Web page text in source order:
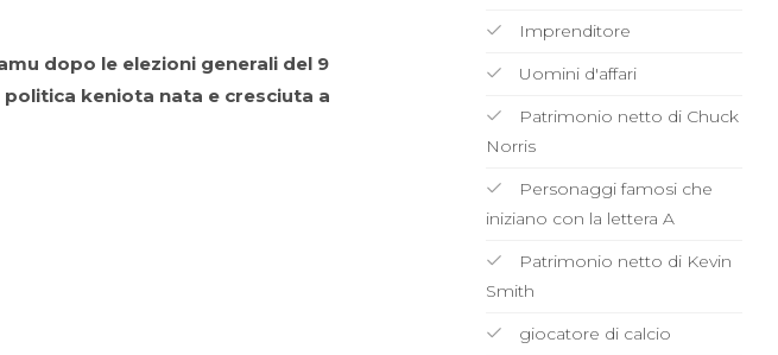
dopo le elezioni generali del 9
keniota nata e cresciuta a
Imprenditore
Uomini d'affari
Patrimonio netto di Chuck
Norris
Personaggi famosi che
iniziano con la lettera A
Patrimonio netto di Kevin
Smith
giocatore di calcio